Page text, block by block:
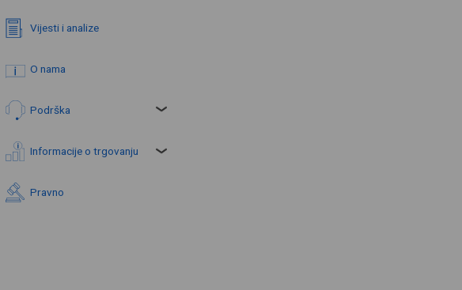
Vijesti i analize
O nama
Podrška
Informacije o trgovanju
Pravno